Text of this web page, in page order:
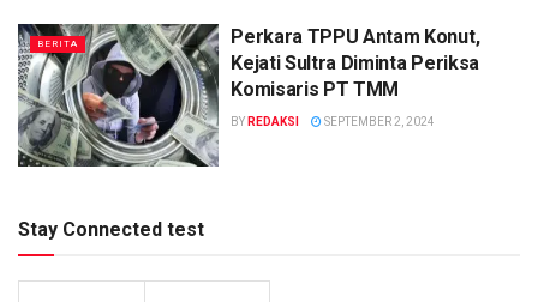
BERITA
Perkara TPPU Antam Konut,
Kejati Sultra Diminta Periksa
Komisaris PT TMM
BY REDAKSI SEPTEMBER 2, 2024
Stay Connected test